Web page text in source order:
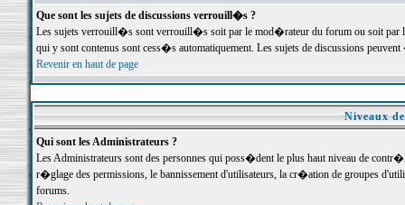
Que sont les sujets de discussions verrouill�s ?
Les sujets verrouill�s sont verrouill�s soit par le mod�rateur du forum ou soit par
qui y sont contenus sont cess�s automatiquement. Les sujets de discussions
Revenir en haut de page
Niveaux
Qui sont les Administrateurs ?
Les Administrateurs sont des personnes qui poss�dent le plus haut niveau de
r�glage des permissions, le bannissement d'utilisateurs, la cr�ation de groupes
forums.